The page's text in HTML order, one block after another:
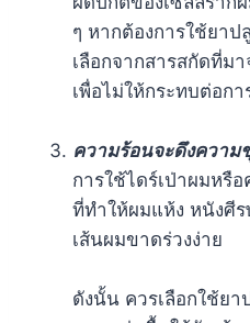
ๆ หากต้องการใช้ยาป
เลือกจากสารสกัดที่ม
เพื่อไม่ให้กระทบต่อกา
ความร้อนจะดึงควา
การใช้ไดร์เป่าผมหรื
ที่ทำให้ผมแห้ง หนังศี
เส้นผมขาดร่วงง่าย
ดังนั้น ควรเลือกใช้ย